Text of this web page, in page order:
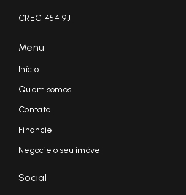
CRECI 45419J
Menu
Início
Quem somos
Contato
Financie
Negocie o seu imóvel
Social